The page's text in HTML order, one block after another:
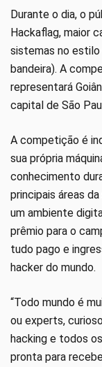
Durante o dia, o
Hackaflag, maior
sistemas no
bandeira). A
representará
capital de São
A competição é
sua própria
conhecimento
principais áreas
um ambiente
prêmio para o
tudo pago e
hacker do mundo.
“Todo mundo é
ou experts,
hacking e todos
pronta para